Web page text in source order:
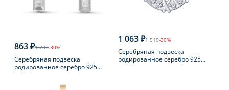
863 ₽1 233-30%
Серебряная подвеска
родированное серебро 925
1 063 ₽1 519-30%
Серебряная подвеска
родированное серебро 925